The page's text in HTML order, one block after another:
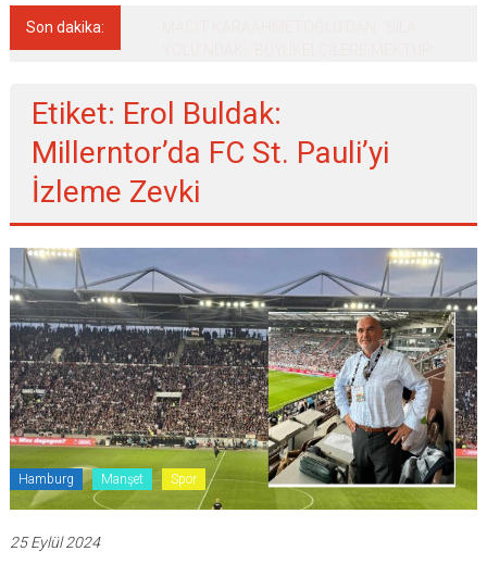
Son dakika:
Etiket: Erol Buldak:
Millerntor’da FC St. Pauli’yi
İzleme Zevki
Hamburg Manşet Spor
25 Eylül 2024